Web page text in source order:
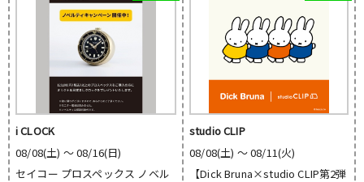
i CLOCK
08/08(土) 〜 08/16(日)
セイコー プロスペックス ノベル
studio CLIP
08/08(土) 〜 08/11(火)
【Dick Bruna×studio CLIP第2弾